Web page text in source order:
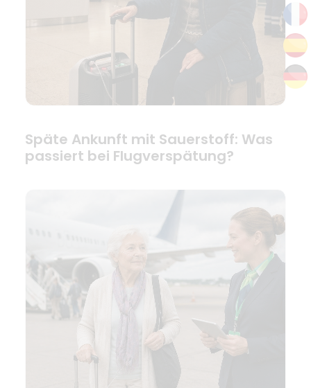
Späte Ankunft mit Sauerstoff: Was
passiert bei Flugverspätung?